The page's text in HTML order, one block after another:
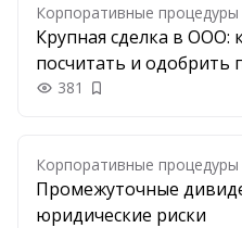
Корпоративные процедуры
Крупная сделка в ООО:
посчитать и одобрить
381 Добавить в закладки
Корпоративные процедуры
Промежуточные
юридические риски